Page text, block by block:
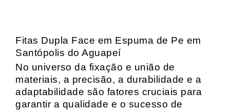
Fitas Dupla Face em Espuma de Pe em
Santópolis do Aguapeí
No universo da fixação e união de
materiais, a precisão, a durabilidade e a
adaptabilidade são fatores cruciais para
garantir a qualidade e o sucesso de